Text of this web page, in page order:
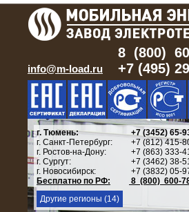
info@m-load.ru
8 (800)
+7 (495)
г. Тюмень:
+7 (3452) 65-
г. Санкт-Петербург:
+7 (812) 415-
г. Ростов-на-Дону:
+7 (863) 333-
г. Сургут:
+7 (3462) 38-
г. Новосибирск:
+7 (3832) 05-
Бесплатно по РФ:
8 (800) 600-
Другие регионы (14)